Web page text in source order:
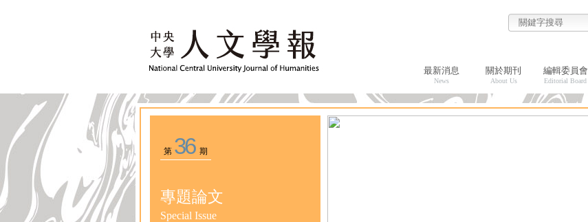
最新消息
News
關於期刊
About Us
編輯委員會
Editorial Board
第 36期
專題論文
Special Issue